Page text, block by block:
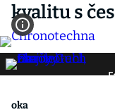
kvalitu s
oka